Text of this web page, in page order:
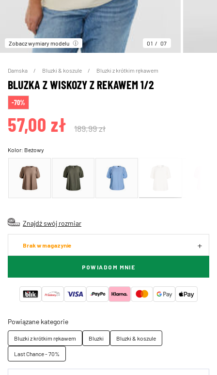
Zobacz wymiary modelu 01 07
Damska Bluzki & koszule Bluzki z krótkim rękawem
BLUZKA Z WISKOZY Z REKAWEM 1/2
-70%
57,00 zł 189,99 zł
Kolor: Beżowy
Znajdź swój rozmiar
Brak w magazynie
POWIADOM MNIE
Powiązane kategorie
Bluzki z krótkim rękawem Bluzki
Bluzki & koszule
Last Chance - 70%